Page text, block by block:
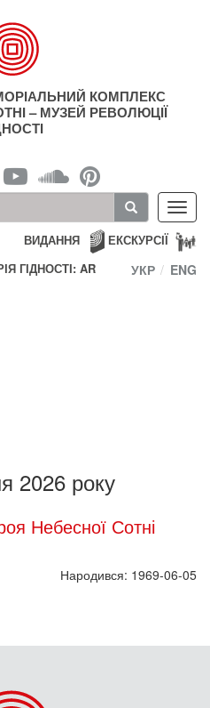
КОМПЛЕКС
– МУЗЕЙ РЕВОЛЮЦІЇ
ЕКСКУРСІЇ
ВИДАННЯ
ГІДНОСТІ: AR
УКР ENG
2026 року
Небесної Сотні
Народився: 1969-06-05